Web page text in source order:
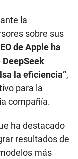
la
sobre sus
de Apple ha
la eficiencia”,
para la
compañía.
ha destacado
resultados de
más